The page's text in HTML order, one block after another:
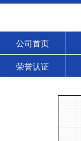
公司首页
荣誉认证